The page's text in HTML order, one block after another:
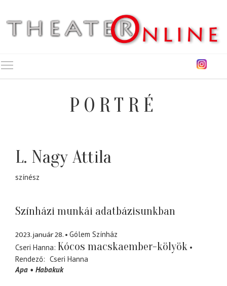
PORTRÉ
L. Nagy Attila
színész
Színházi munkái adatbázisunkban
2023. január 28.
Gólem Színház
Cseri Hanna Kócos macskaember-kölyök
Rendező
Cseri Hanna
Apa
Habakuk